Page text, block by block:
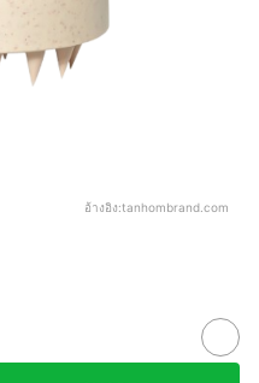
อ้างอิง:tanhombrand.com